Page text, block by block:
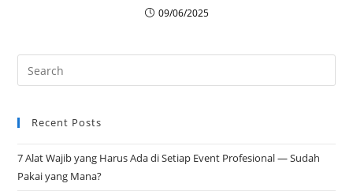
09/06/2025
Recent Posts
7 Alat Wajib yang Harus Ada di Setiap Event Profesional — Sudah
Pakai yang Mana?